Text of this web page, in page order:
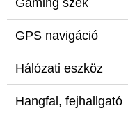
Gaming szék
GPS navigáció
Hálózati eszköz
Hangfal, fejhallgató